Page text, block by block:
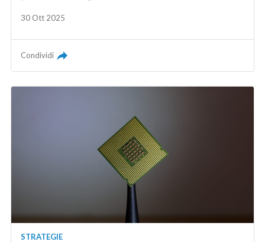
30 Ott 2025
Condividi
STRATEGIE